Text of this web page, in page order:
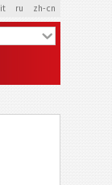
it ru zh-cn